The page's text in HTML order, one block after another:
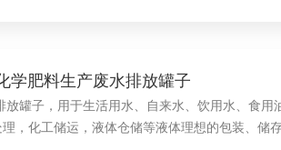
学肥料生产废水排放罐子
罐子，用于生活用水、自来水、饮用水、食用
，化工储运，液体仓储等液体理想的包装、储存